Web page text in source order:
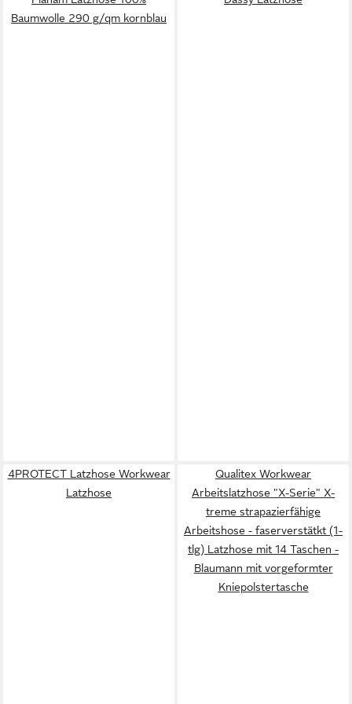
Baumwolle 290 g/qm kornblau
4PROTECT Latzhose Workwear
Latzhose
Qualitex Workwear
Arbeitslatzhose "X-Serie" X-
treme strapazierfähige
Arbeitshose - faserverstätkt (1-
tlg) Latzhose mit 14 Taschen -
Blaumann mit vorgeformter
Kniepolstertasche